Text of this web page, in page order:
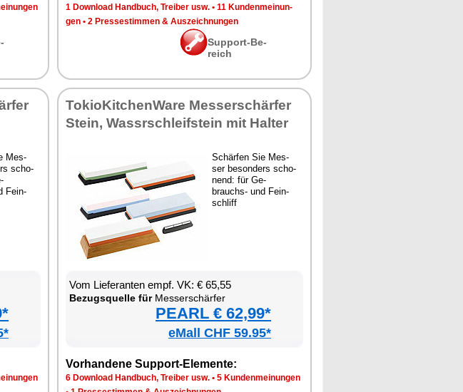
1 Down­load Hand­buch, Trei­ber usw. • 11 Kun­den­mei­nun­
gen • 2 Pres­se­stim­men & Aus­zeich­nun­gen
Sup­port-Be­
reich
Mes­
scho­
Fein­
To­kio­Kit­chen­Wa­re Mes­ser­schär­fer
Stein, Wassrschleif­stein mit Hal­ter
Schär­fen Sie Mes­
ser be­son­ders scho­
nend: für Ge­
brauchs- und Fein­
schliff
Vom Lie­fe­ran­ten empf. VK: € 65,55
Be­zugs­quel­le fürMes­ser­schär­fer
PEARL € 62,99*
eMall CHF 59.95*
Vor­han­de­ne Sup­port-Ele­men­te:
6 Down­load Hand­buch, Trei­ber usw. • 5 Kun­den­mei­nun­gen